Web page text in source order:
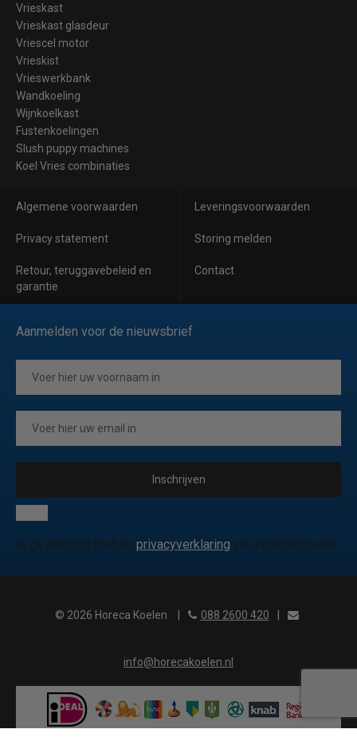
Vrieskast
Vrieskast glasdeur
Vriescel motor
Vrieskist
Vrieswerkbank
Wandkoeling
Wijnkoelkast
Fustenkoelingen
Slush puppy machines
Koel Vries combinaties
Algemene voorwaarden Leveringsvoorwaarden
Privacy statement Storing melden
Retour, teruggavebeleid en
garantie
Contact
Aanmelden voor de nieuwsbrief
Inschrijven
Ik ga akkoord met de privacyverklaring van Horeca koelen
© 2026 Horeca Koelen 088 2600 420
info@horecakoelen.nl